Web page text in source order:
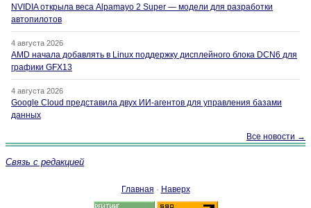
NVIDIA открыла веса Alpamayo 2 Super — модели для разработки
автопилотов
4 августа 2026
AMD начала добавлять в Linux поддержку дисплейного блока DCN6 для
графики GFX13
4 августа 2026
Google Cloud представила двух ИИ-агентов для управления базами
данных
Все новости →
Связь с редакцией
Главная · Наверх